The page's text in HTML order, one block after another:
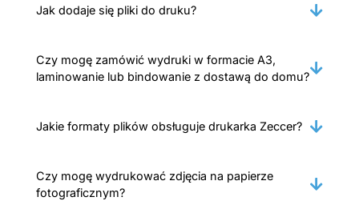
Jak dodaje się pliki do druku?
Czy mogę zamówić wydruki w formacie A3,
laminowanie lub bindowanie z dostawą do domu?
Jakie formaty plików obsługuje drukarka Zeccer?
Czy mogę wydrukować zdjęcia na papierze
fotograficznym?